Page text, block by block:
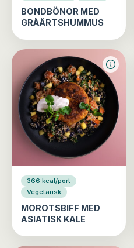
BONDBÖNOR MED
GRÅÄRTSHUMMUS
366 kcal/port
Vegetarisk
MOROTSBIFF MED
ASIATISK KALE